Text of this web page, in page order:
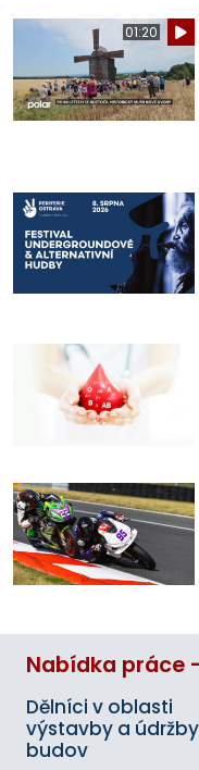
01:20
Nabídka práce
Dělníci v oblasti
výstavby a údržby
budov